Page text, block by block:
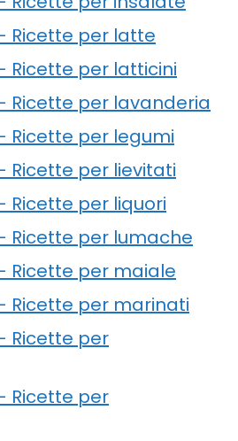
Ricette per latte
Ricette per latticini
Ricette per lavanderia
Ricette per legumi
Ricette per lievitati
Ricette per liquori
Ricette per lumache
Ricette per maiale
Ricette per marinati
Ricette per
Ricette per